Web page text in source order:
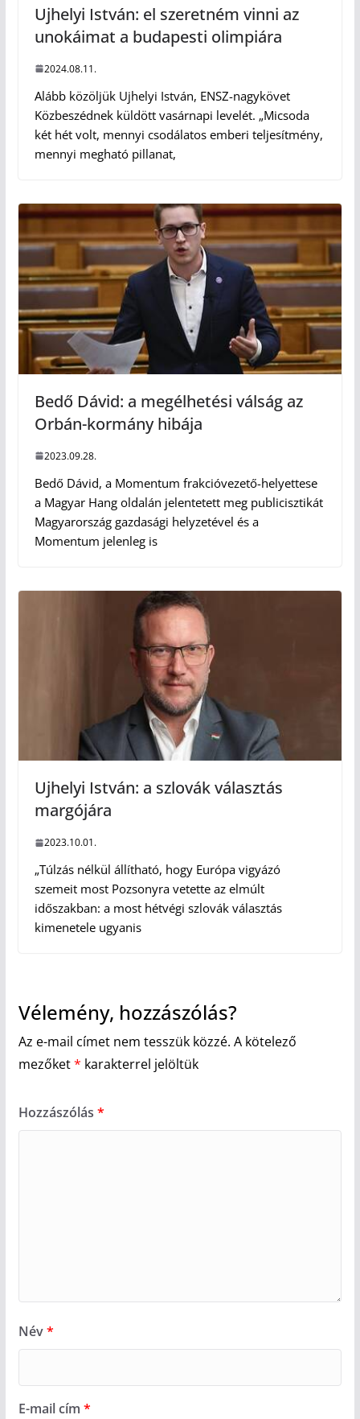
Ujhelyi István: el szeretném vinni az
unokáimat a budapesti olimpiára
2024.08.11.
Alább közöljük Ujhelyi István, ENSZ-nagykövet
Közbeszédnek küldött vasárnapi levelét. „Micsoda
két hét volt, mennyi csodálatos emberi teljesítmény,
mennyi megható pillanat,
Bedő Dávid: a megélhetési válság az
Orbán-kormány hibája
2023.09.28.
Bedő Dávid, a Momentum frakcióvezető-helyettese
a Magyar Hang oldalán jelentetett meg publicisztikát
Magyarország gazdasági helyzetével és a
Momentum jelenleg is
Ujhelyi István: a szlovák választás
margójára
2023.10.01.
„Túlzás nélkül állítható, hogy Európa vigyázó
szemeit most Pozsonyra vetette az elmúlt
időszakban: a most hétvégi szlovák választás
kimenetele ugyanis
Vélemény, hozzászólás?
Az e-mail címet nem tesszük közzé. A kötelező
mezőket* karakterrel jelöltük
Hozzászólás *
Név*
E-mail cím *